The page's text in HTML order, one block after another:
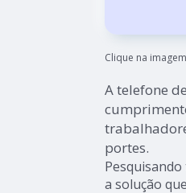
Clique na
A telefone
portes.
a solução